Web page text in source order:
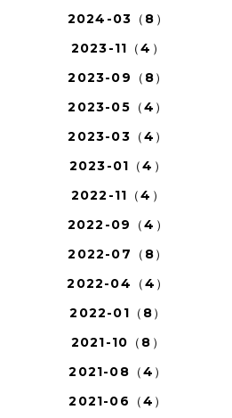
2024-03（8）
2023-11（4）
2023-09（8）
2023-05（4）
2023-03（4）
2023-01（4）
2022-11（4）
2022-09（4）
2022-07（8）
2022-04（4）
2022-01（8）
2021-10（8）
2021-08（4）
2021-06（4）